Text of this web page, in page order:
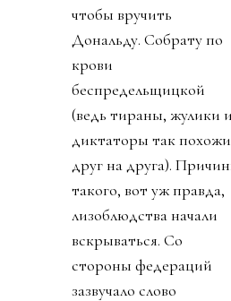
часть президента США.
И турнир новый
изобрел, и кубок в офис
привез, и за украденную
лидером мира у
футболиста Челси
золотую медаль не стал
говорить. И даже
изобрел премию мира,
чтобы вручить
Дональду. Собрату по
крови